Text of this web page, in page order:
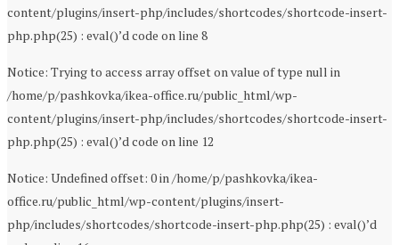
content/plugins/insert-php/includes/shortcodes/shortcode-insert-
php.php(25) : eval()’d code on line 8
Notice: Trying to access array offset on value of type null in
/home/p/pashkovka/ikea-office.ru/public_html/wp-
content/plugins/insert-php/includes/shortcodes/shortcode-insert-
php.php(25) : eval()’d code on line 12
Notice: Undefined offset: 0 in /home/p/pashkovka/ikea-
office.ru/public_html/wp-content/plugins/insert-
php/includes/shortcodes/shortcode-insert-php.php(25) : eval()’d